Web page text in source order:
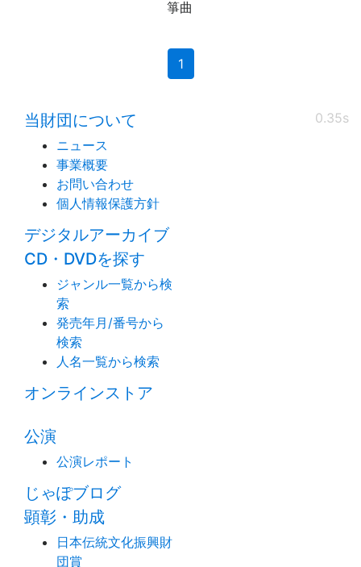
箏曲
1(current)
0.35s
当財団について
ニュース
事業概要
お問い合わせ
個人情報保護方針
デジタルアーカイブ
CD・DVDを探す
ジャンル一覧から検
索
発売年月/番号から
検索
人名一覧から検索
オンラインストア
公演
公演レポート
じゃぽブログ
顕彰・助成
日本伝統文化振興財
団賞